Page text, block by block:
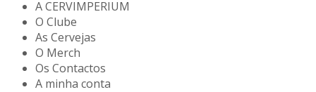
A CERVIMPERIUM
O Clube
As Cervejas
O Merch
Os Contactos
A minha conta